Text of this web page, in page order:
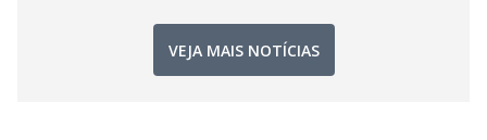
VEJA MAIS NOTÍCIAS